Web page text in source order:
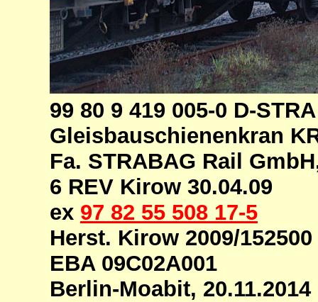
99 80 9 419 005-0 D-
Gleisbauschienenkran
Fa. STRABAG Rail
6 REV Kirow 30.04.09
ex 97 82 55 508 17-5
Herst. Kirow 2009/152500
EBA 09C02A001
Berlin-Moabit, 20.11.2014